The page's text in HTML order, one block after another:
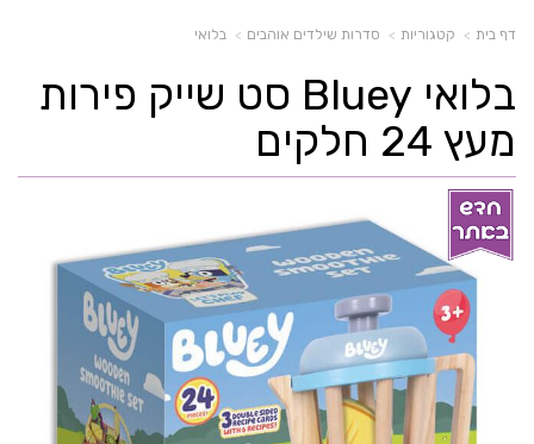
דף בית קטגוריות סדרות שילדים אוהבים בלואי
בלואי Bluey סט שייק פירות
מעץ 24 חלקים